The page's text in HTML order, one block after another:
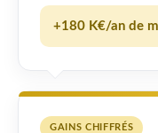
+180 K€/an de
GAINS CHIFFRÉS